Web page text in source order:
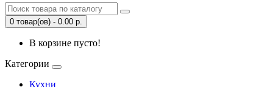
0 товар(ов) - 0.00 р.
В корзине пусто!
Категории
Кухни